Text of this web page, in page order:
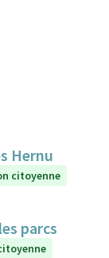
Hernu
citoyenne
parcs